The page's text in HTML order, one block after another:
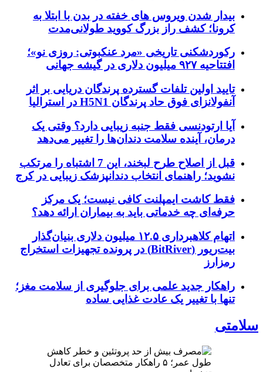
بیدار شدن ویروس‌ های خفته در بدن با ابتلا به
کرونا؛ کشف راز بزرگ کووید طولانی‌مدت
رکوردشکنی تاریخی «مرد عنکبوتی: روزی نو»؛
افتتاحیه ۹۲۷ میلیون دلاری در گیشه جهانی
تایید اولین تلفات گسترده پرندگان دریایی بر اثر
آنفولانزای فوق حاد پرندگان H5N1 در استرالیا
آیا ارتودنسی فقط جنبه زیبایی دارد؟ وقتی یک
درمان، آینده سلامت دندان‌ها را تغییر می‌دهد
قبل از اصلاح طرح لبخند، این 7 اشتباه را مرتکب
نشوید؛ راهنمای انتخاب دندانپزشک زیبایی در کرج
فقط کاشت ایمپلنت کافی نیست؛ یک مرکز
حرفه‌ای چه خدماتی باید به بیماران ارائه دهد؟
اتهام کلاهبرداری ۱۲.۵ میلیون دلاری بنیان‌گذار
بیت‌ریور (BitRiver) در پرونده تجهیزات استخراج
رمزارز
راهکار جدید علمی برای جلوگیری از سلامت مغز؛
تنها با تغییر یک عادت غذایی ساده
سلامتی